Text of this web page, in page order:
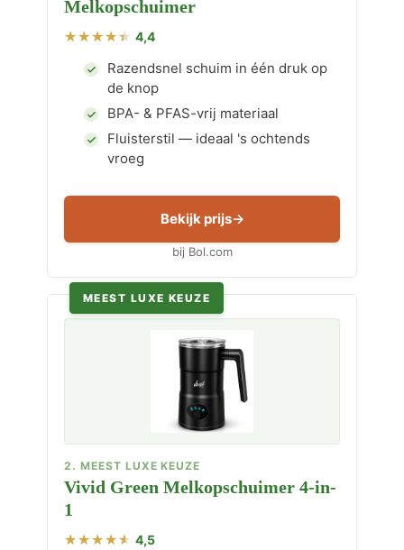
Melkopschuimer
4,4
Razendsnel schuim in één druk op
de knop
BPA- & PFAS-vrij materiaal
Fluisterstil — ideaal 's ochtends
vroeg
Bekijk prijs
bij Bol.com
MEEST LUXE KEUZE
2. MEEST LUXE KEUZE
Vivid Green Melkopschuimer 4-in-
1
4,5